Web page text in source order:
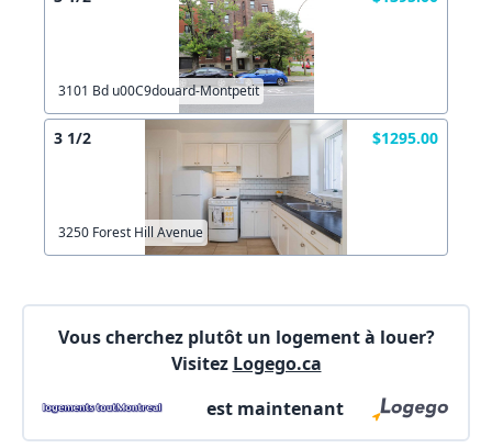
3101 Bd u00C9douard-Montpetit
3 1/2 $1295.00
3250 Forest Hill Avenue
Vous cherchez plutôt un logement à louer?
Visitez Logego.ca
est maintenant
Commentaires:
X Fermer Envoyez
Commentaires:
Lien vers inscription (sera inclus dans courriel)
Copier lien
X Fermer Envoyez
Créer un compte
X Fermer